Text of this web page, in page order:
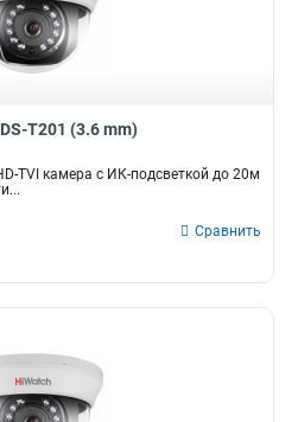
T201 (3.6 mm)
TVI камера с ИК-подсветкой до 20м
Сравнить